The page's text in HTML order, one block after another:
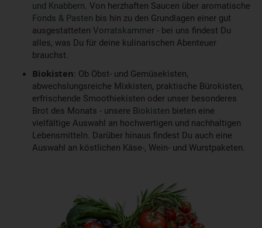
und Knabbern. Von herzhaften Saucen über aromatische
Fonds & Pasten bis hin zu den Grundlagen einer gut
ausgestatteten Vorratskammer - bei uns findest Du
alles, was Du für deine kulinarischen Abenteuer
brauchst.
Biokisten: Ob Obst- und Gemüsekisten,
abwechslungsreiche Mixkisten, praktische Bürokisten,
erfrischende Smoothiekisten oder unser besonderes
Brot des Monats - unsere Biokisten bieten eine
vielfältige Auswahl an hochwertigen und nachhaltigen
Lebensmitteln. Darüber hinaus findest Du auch eine
Auswahl an köstlichen Käse-, Wein- und Wurstpaketen.